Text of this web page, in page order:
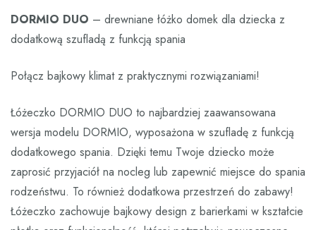
DORMIO DUO – drewniane łóżko domek dla dziecka z
dodatkową szufladą z funkcją spania
Połącz bajkowy klimat z praktycznymi rozwiązaniami!
Łóżeczko DORMIO DUO to najbardziej zaawansowana
wersja modelu DORMIO, wyposażona w szufladę z funkcją
dodatkowego spania. Dzięki temu Twoje dziecko może
zaprosić przyjaciół na nocleg lub zapewnić miejsce do spania
rodzeństwu. To również dodatkowa przestrzeń do zabawy!
Łóżeczko zachowuje bajkowy design z barierkami w kształcie